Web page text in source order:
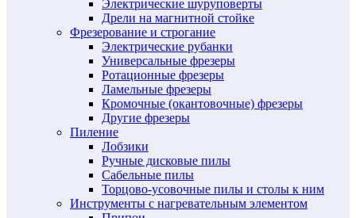
Электрические шуруповерты
Дрели на магнитной стойке
Фрезерование и строгание
Электрические рубанки
Универсальные фрезеры
Ротационные фрезеры
Ламельные фрезеры
Кромочные (окантовочные) фрезеры
Другие фрезеры
Пиление
Лобзики
Ручные дисковые пилы
Сабельные пилы
Торцово-усовочные пилы и столы к ним
Инструменты с нагревательным элементом